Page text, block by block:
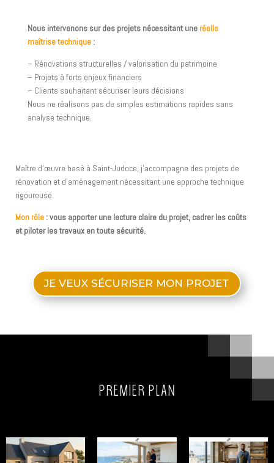
Nous intervenons sur des projets nécessitant une réelle
maîtrise technique:
– Rénovations structurelles / valorisation du patrimoine
– Projets à forts enjeux financiers
– Clients souhaitant sécuriser leurs décisions
Nous ne réalisons pas de simples estimations rapides sans
analyse technique.
Maître d’œuvre basé à Saint-Judoce, j’accompagne des projets de
rénovation et d’aménagement nécessitant une approche technique
rigoureuse.
Mon rôle: vous apporter une lecture claire du projet, cadrer les coûts
et piloter les travaux en toute sécurité.
JE VEUX SÉCURISER MON PROJET
Premier Plan